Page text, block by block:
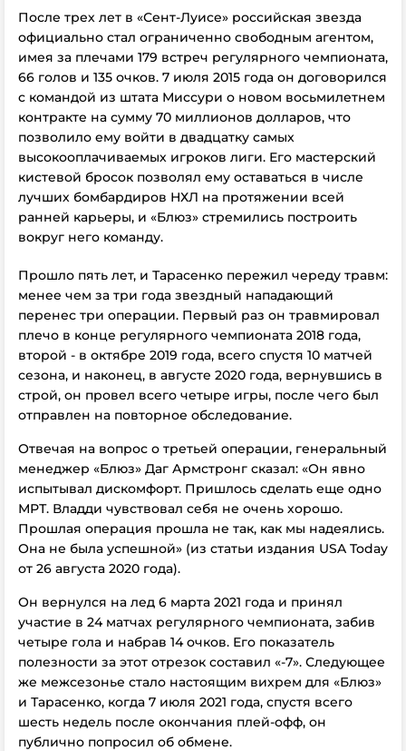
После трех лет в «Сент-Луисе» российская звезда
официально стал ограниченно свободным агентом,
имея за плечами 179 встреч регулярного чемпионата,
66 голов и 135 очков. 7 июля 2015 года он договорился
с командой из штата Миссури о новом восьмилетнем
контракте на сумму 70 миллионов долларов, что
позволило ему войти в двадцатку самых
высокооплачиваемых игроков лиги. Его мастерский
кистевой бросок позволял ему оставаться в числе
лучших бомбардиров НХЛ на протяжении всей
ранней карьеры, и «Блюз» стремились построить
вокруг него команду.
Прошло пять лет, и Тарасенко пережил череду травм:
менее чем за три года звездный нападающий
перенес три операции. Первый раз он травмировал
плечо в конце регулярного чемпионата 2018 года,
второй - в октябре 2019 года, всего спустя 10 матчей
сезона, и наконец, в августе 2020 года, вернувшись в
строй, он провел всего четыре игры, после чего был
отправлен на повторное обследование.
Отвечая на вопрос о третьей операции, генеральный
менеджер «Блюз» Даг Армстронг сказал: «Он явно
испытывал дискомфорт. Пришлось сделать еще одно
МРТ. Владди чувствовал себя не очень хорошо.
Прошлая операция прошла не так, как мы надеялись.
Она не была успешной» (из статьи издания USA Today
от 26 августа 2020 года).
Он вернулся на лед 6 марта 2021 года и принял
участие в 24 матчах регулярного чемпионата, забив
четыре гола и набрав 14 очков. Его показатель
полезности за этот отрезок составил «-7». Следующее
же межсезонье стало настоящим вихрем для «Блюз»
и Тарасенко, когда 7 июля 2021 года, спустя всего
шесть недель после окончания плей-офф, он
публично попросил об обмене.